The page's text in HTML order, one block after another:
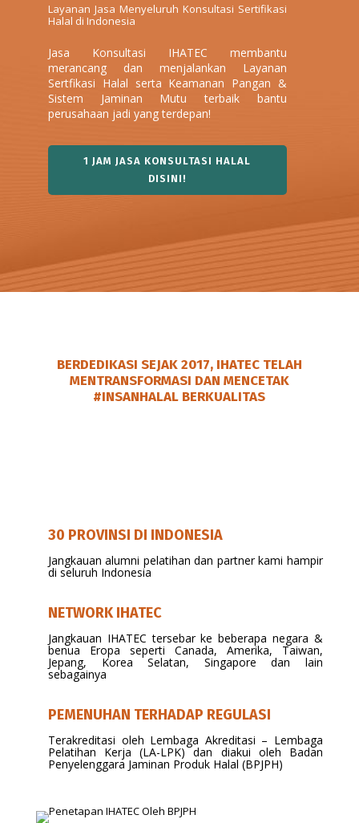
Layanan Jasa Menyeluruh Konsultasi Sertifikasi
Halal di Indonesia
Jasa Konsultasi IHATEC membantu
merancang dan menjalankan Layanan
Sertfikasi Halal serta Keamanan Pangan &
Sistem Jaminan Mutu terbaik bantu
perusahaan jadi yang terdepan!
1 JAM JASA KONSULTASI HALAL
DISINI!
BERDEDIKASI SEJAK 2017, IHATEC TELAH
MENTRANSFORMASI DAN MENCETAK
#INSANHALAL BERKUALITAS
30 PROVINSI DI INDONESIA
Jangkauan alumni pelatihan dan partner kami hampir
di seluruh Indonesia
NETWORK IHATEC
Jangkauan IHATEC tersebar ke beberapa negara &
benua Eropa seperti Canada, Amerika, Taiwan,
Jepang, Korea Selatan, Singapore dan lain
sebagainya
PEMENUHAN TERHADAP REGULASI
Terakreditasi oleh Lembaga Akreditasi – Lembaga
Pelatihan Kerja (LA-LPK) dan diakui oleh Badan
Penyelenggara Jaminan Produk Halal (BPJPH)